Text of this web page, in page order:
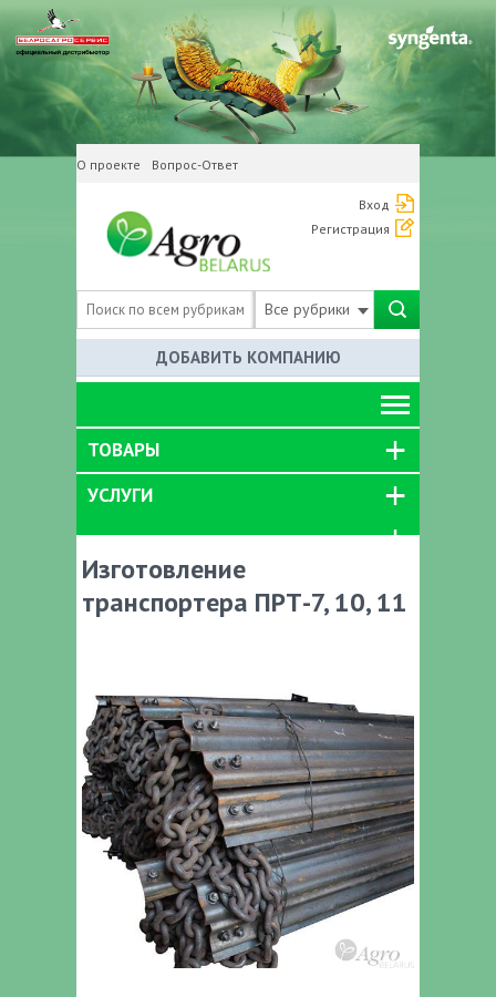
О проекте Вопрос-Ответ
Вход
Регистрация
Все рубрики
ДОБАВИТЬ КОМПАНИЮ
ТОВАРЫ
УСЛУГИ
Изготовление
транспортера ПРТ-7, 10, 11